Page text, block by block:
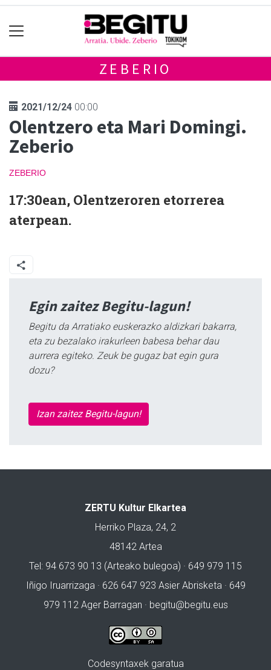
ZEBERIO
2021/12/24 00:00
Olentzero eta Mari Domingi.
Zeberio
ZEBERIO
17:30ean, Olentzeroren etorrerea
aterpean.
Egin zaitez Begitu-lagun!
Begitu da Arratiako euskerazko aldizkari bakarra,
eta zu bezalako irakurleen babesa behar dau
aurrera egiteko. Zeuk be gugaz bat egin gura
dozu?
Izan zaitez Begitu-lagun!
ZERTU Kultur Elkartea
Herriko Plaza, 24, 2
48142 Artea
Tel: 94 673 90 13 (Arteako bulegoa) · 649 979 115
Iñigo Iruarrizaga · 626 647 923 Asier Abrisketa · 649
979 112 Ager Barragan · begitu@begitu.eus
Codesyntaxek garatua